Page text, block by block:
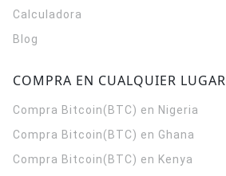
Calculadora
Blog
COMPRA EN CUALQUIER LUGAR
Compra Bitcoin(BTC) en Nigeria
Compra Bitcoin(BTC) en Ghana
Compra Bitcoin(BTC) en Kenya